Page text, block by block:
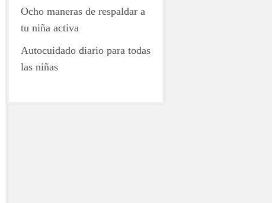
Ocho maneras de respaldar a
tu niña activa
Autocuidado diario para todas
las niñas